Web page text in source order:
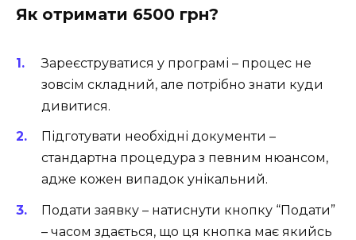
Як отримати 6500 грн?
Зареєструватися у програмі – процес не
зовсім складний, але потрібно знати куди
дивитися.
Підготувати необхідні документи –
стандартна процедура з певним нюансом,
адже кожен випадок унікальний.
Подати заявку – натиснути кнопку “Подати”
– часом здається, що ця кнопка має якийсь